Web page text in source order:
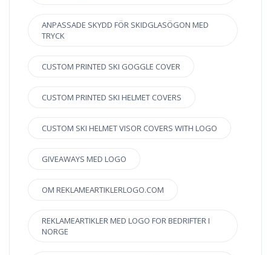
ANPASSADE SKYDD FÖR SKIDGLASÖGON MED
TRYCK
CUSTOM PRINTED SKI GOGGLE COVER
CUSTOM PRINTED SKI HELMET COVERS
CUSTOM SKI HELMET VISOR COVERS WITH LOGO
GIVEAWAYS MED LOGO
OM REKLAMEARTIKLERLOGO.COM
REKLAMEARTIKLER MED LOGO FOR BEDRIFTER I
NORGE